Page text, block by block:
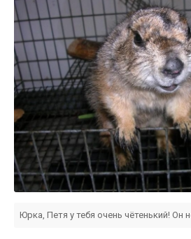
Юрка, Петя у тебя очень чётенький! Он